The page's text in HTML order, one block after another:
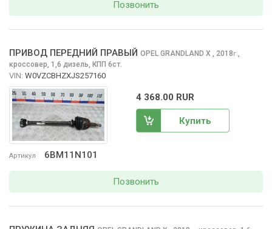
Позвонить
Артикул 6BM11N101
ПРИВОД ПЕРЕДНИЙ ПРАВЫЙ OPEL GRANDLAND X , 2018г.,
кроссовер, 1,6 дизель, КПП 6ст.
VIN: W0VZCBHZXJS257160
4 368.00 RUR
Купить
Позвонить